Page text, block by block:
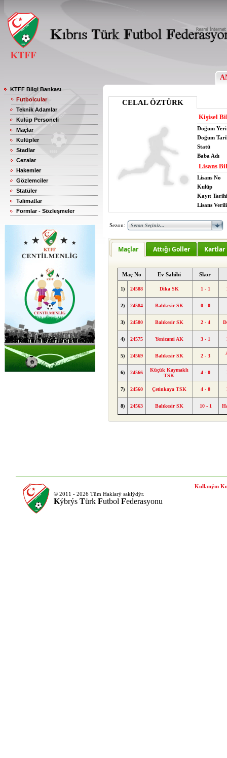
KTFF Bilgi Bankası
Futbolcular
Teknik Adamlar
Kulüp Personeli
Maçlar
Kulüpler
Stadlar
Cezalar
Hakemler
Gözlemciler
Statüler
Talimatlar
Formlar - Sözleşmeler
CELAL ÖZTÜRK
Kişisel
Doğum Yeri
Doğum
Statü
Baba Adı
Lisans
Lisans No
Kulüp
Kayıt Tarihi
Lisans
Sezon:
Maçlar Attığı Goller Kartlar
Maç No Ev Sahibi Skor
1) 24588 Dika SK 1 - 1
2) 24584 Balıkesir SK 0 - 0
3) 24580 Balıkesir SK 2 - 4
4) 24575 Yenicami AK 3 - 1
5) 24569 Balıkesir SK 2 - 3
6) 24566
Küçük Kaymaklı
TSK
4 - 0
7) 24560 Çetinkaya TSK 4 - 0
8) 24563 Balıkesir SK 10 - 1
© 2011 - 2026 Tüm Haklarý saklýdýr.
Kýbrýs Türk Futbol Federasyonu
Kullaným